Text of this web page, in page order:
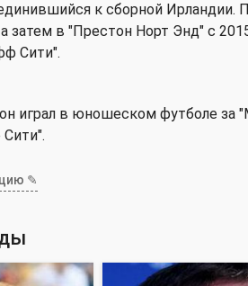
к сборной Ирландии.
затем в "Престон Норт Энд" с
Сити".
играл в юношеском футболе за
Сити".
✎